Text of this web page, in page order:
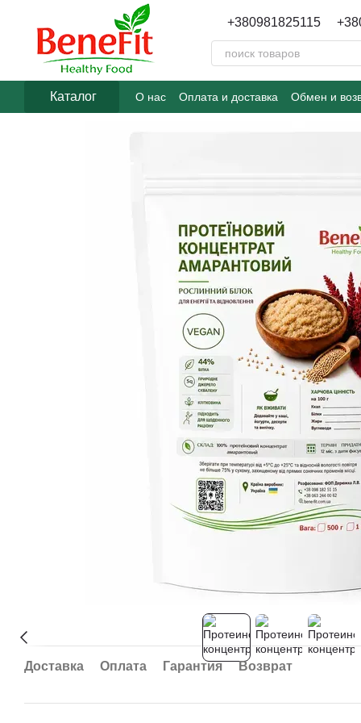
Перейти к основному контенту
+380981825115
Каталог О нас Оплата и доставка Обмен и
Доставка Оплата Гарантия Возврат